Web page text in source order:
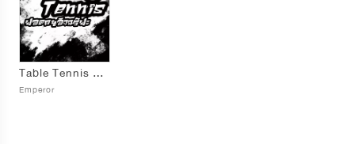
Table Tennis ยอดคนอัจฉริยะ
Emperor